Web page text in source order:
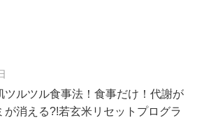
ツルツル食事法！食事だけ！代謝が
が消える?!若玄米リセットプログラ